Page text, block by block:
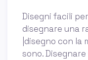
Disegni facili
disegnare una
|disegno con la
sono.